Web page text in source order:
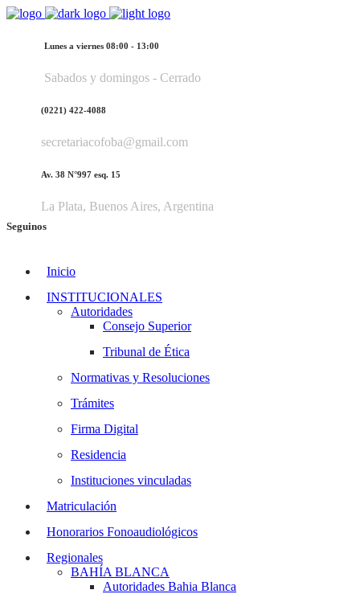
Lunes a viernes 08:00 - 13:00
Sabados y domingos - Cerrado
(0221) 422-4088
secretariacofoba@gmail.com
Av. 38 N°997 esq. 15
La Plata, Buenos Aires, Argentina
Seguinos
Inicio
INSTITUCIONALES
Autoridades
Consejo Superior
Tribunal de Ética
Normativas y Resoluciones
Trámites
Firma Digital
Residencia
Instituciones vinculadas
Matriculación
Honorarios Fonoaudiológicos
Regionales
BAHÍA BLANCA
Autoridades Bahia Blanca